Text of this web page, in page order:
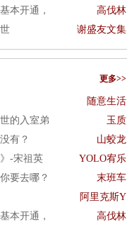
本开通， 高伐林
谢盛友文集
更多>>
随意生活
的入室弟 玉质
有？ 山蛟龙
-宋祖英 YOLO宥乐
要去哪？ 末班车
阿里克斯Y
本开通， 高伐林